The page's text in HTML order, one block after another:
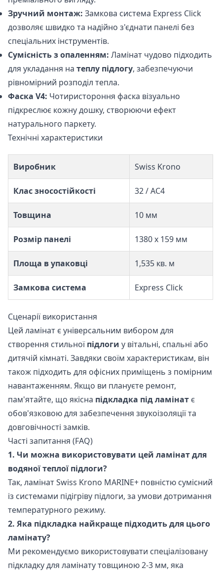
Зручний монтаж: Замкова система Express Click
дозволяє швидко та надійно з'єднати панелі без
спеціальних інструментів.
Сумісність з опаленням: Ламінат чудово підходить
для укладання на теплу підлогу, забезпечуючи
рівномірний розподіл тепла.
Фаска V4: Чотиристороння фаска візуально
підкреслює кожну дошку, створюючи ефект
натурального паркету.
Технічні характеристики
Виробник Swiss Krono
Клас зносостійкості 32 / АС4
Товщина 10 мм
Розмір панелі 1380 х 159 мм
Площа в упаковці 1,535 кв. м
Замкова система Express Click
Сценарії використання
Цей ламінат є універсальним вибором для
створення стильноїпідлоги у вітальні, спальні або
дитячій кімнаті. Завдяки своїм характеристикам, він
також підходить для офісних приміщень з помірним
навантаженням. Якщо ви плануєте ремонт,
пам'ятайте, що якісна підкладка під ламінат є
обов'язковою для забезпечення звукоізоляції та
довговічності замків.
Часті запитання (FAQ)
1. Чи можна використовувати цей ламінат для
водяної теплої підлоги?
Так, ламінат Swiss Krono MARINE+ повністю сумісний
із системами підігріву підлоги, за умови дотримання
температурного режиму.
2. Яка підкладка найкраще підходить для цього
ламінату?
Ми рекомендуємо використовувати спеціалізовану
підкладку для ламінату товщиною 2-3 мм, яка